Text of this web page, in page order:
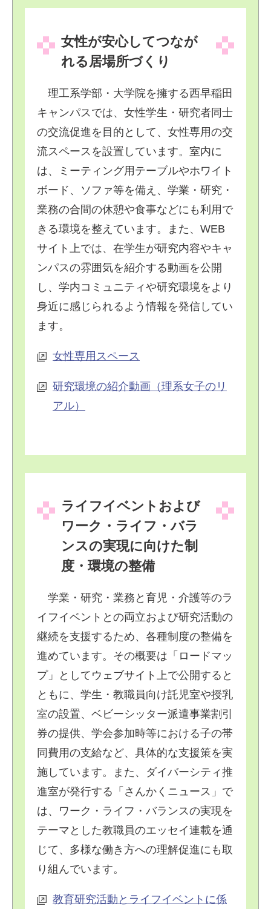
女性が安心してつなが
れる居場所づくり
理工系学部・大学院を擁する西早稲田
キャンパスでは、女性学生・研究者同士
の交流促進を目的として、女性専用の交
流スペースを設置しています。室内に
は、ミーティング用テーブルやホワイト
ボード、ソファ等を備え、学業・研究・
業務の合間の休憩や食事などにも利用で
きる環境を整えています。また、WEB
サイト上では、在学生が研究内容やキャ
ンパスの雰囲気を紹介する動画を公開
し、学内コミュニティや研究環境をより
身近に感じられるよう情報を発信してい
ます。
女性専用スペース
研究環境の紹介動画（理系女子のリ
アル）
ライフイベントおよび
ワーク・ライフ・バラ
ンスの実現に向けた制
度・環境の整備
学業・研究・業務と育児・介護等のラ
イフイベントとの両立および研究活動の
継続を支援するため、各種制度の整備を
進めています。その概要は「ロードマッ
プ」としてウェブサイト上で公開すると
ともに、学生・教職員向け託児室や授乳
室の設置、ベビーシッター派遣事業割引
券の提供、学会参加時等における子の帯
同費用の支給など、具体的な支援策を実
施しています。また、ダイバーシティ推
進室が発行する「さんかくニュース」で
は、ワーク・ライフ・バランスの実現を
テーマとした教職員のエッセイ連載を通
じて、多様な働き方への理解促進にも取
り組んでいます。
教育研究活動とライフイベントに係